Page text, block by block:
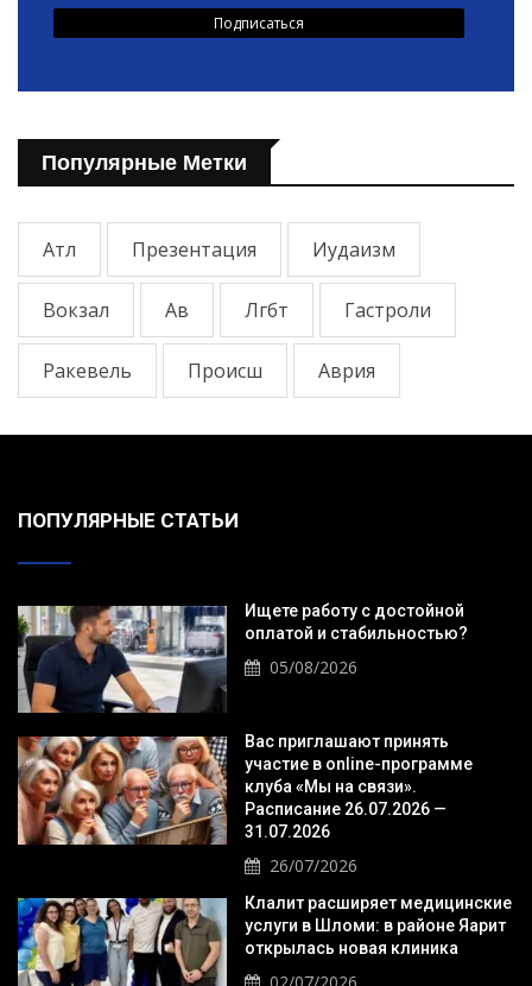
Популярные Метки
Атл Презентация Иудаизм
Вокзал Ав Лгбт Гастроли
Ракевель Происш Аврия
ПОПУЛЯРНЫЕ СТАТЬИ
Ищете работу с достойной
оплатой и стабильностью?
05/08/2026
Вас приглашают принять
участие в online-программе
клуба «Мы на связи».
Расписание 26.07.2026 —
31.07.2026
26/07/2026
Клалит расширяет медицинские
услуги в Шломи: в районе Яарит
открылась новая клиника